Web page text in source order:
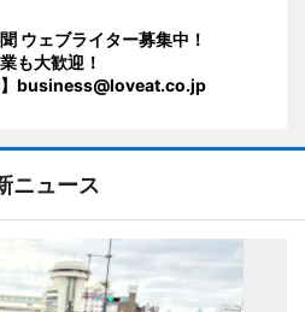
ウェブライター募集中！
も大歓迎！
】business@loveat.co.jp
ニュース